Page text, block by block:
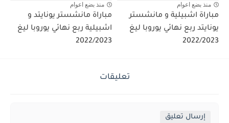
منذ بضع اعوام
مباراة اشبيلية و مانشستر
يونايتد ربع نهائي يوروبا ليغ
2022/2023
منذ بضع اعوام
مباراة مانشستر يونايتد و
اشبيلية ربع نهائي يوروبا ليغ
2022/2023
تعليقات
إرسال تعليق